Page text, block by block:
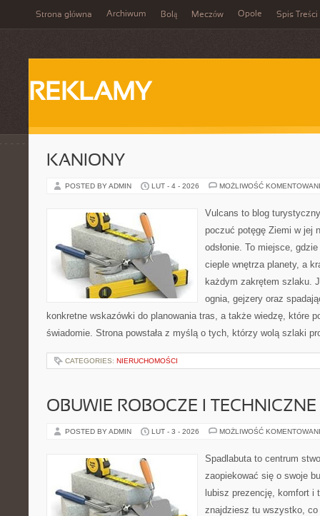
Strona główna Archiwum Bolą Meczów Opole Spis Treści
REKLAMY
KANIONY
POSTED BY ADMIN LUT - 4 - 2026 MOŻLIWOŚĆ
Vulcans to blog
poczuć potęgę Ziemi w jej
odsłonie. To miejsce,
cieple wnętrza planety, a
każdym zakrętem szlaku.
ognia, gejzery oraz
konkretne wskazówki do planowania tras, a także wiedzę, które
świadomie. Strona powstała z myślą o tych, którzy wolą szlaki
CATEGORIES: NIERUCHOMOŚCI
OBUWIE ROBOCZE I TECHNICZNE
POSTED BY ADMIN LUT - 3 - 2026 MOŻLIWOŚĆ
Spadlabuta to centrum
zaopiekować się o swoje
lubisz prezencję, komfort i
znajdziesz tu wszystko,